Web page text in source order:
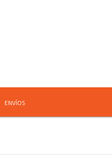
ENVÍOS